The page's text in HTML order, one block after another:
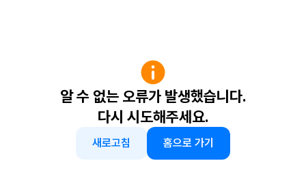
알 수 없는 오류가 발생했습니다.
다시 시도해주세요.
새로고침 홈으로 가기